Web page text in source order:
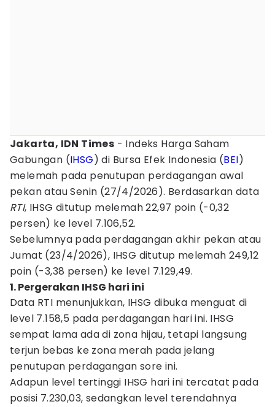
Jakarta, IDN Times - Indeks Harga Saham
Gabungan (IHSG) di Bursa Efek Indonesia (BEI)
melemah pada penutupan perdagangan awal
pekan atau Senin (27/4/2026). Berdasarkan data
RTI, IHSG ditutup melemah 22,97 poin (-0,32
persen) ke level 7.106,52.
Sebelumnya pada perdagangan akhir pekan atau
Jumat (23/4/2026), IHSG ditutup melemah 249,12
poin (-3,38 persen) ke level 7.129,49.
1. Pergerakan IHSG hari ini
Data RTI menunjukkan, IHSG dibuka menguat di
level 7.158,5 pada perdagangan hari ini. IHSG
sempat lama ada di zona hijau, tetapi langsung
terjun bebas ke zona merah pada jelang
penutupan perdagangan sore ini.
Adapun level tertinggi IHSG hari ini tercatat pada
posisi 7.230,03, sedangkan level terendahnya